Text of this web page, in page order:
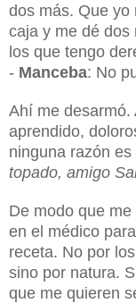
dos más. Que yo
caja y me dé dos
los que tengo
- Manceba: No
Ahí me desarmó.
aprendido,
ninguna razón es
topado, amigo
De modo que
en el médico
receta. No por
sino por natura.
que me quieren